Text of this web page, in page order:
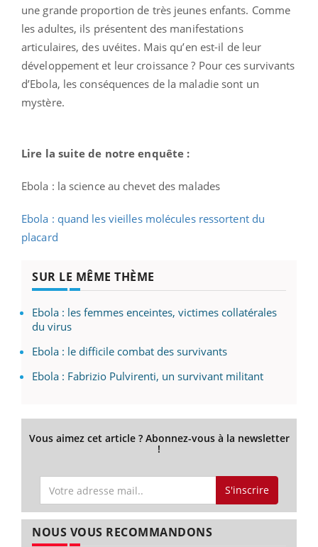
une grande proportion de très jeunes enfants. Comme
les adultes, ils présentent des manifestations
articulaires, des uvéites. Mais qu’en est-il de leur
développement et leur croissance ? Pour ces survivants
d’Ebola, les conséquences de la maladie sont un
mystère.
Lire la suite de notre enquête :
Ebola : la science au chevet des malades
Ebola : quand les vieilles molécules ressortent du
placard
SUR LE MÊME THÈME
Ebola : les femmes enceintes, victimes collatérales
du virus
Ebola : le difficile combat des survivants
Ebola : Fabrizio Pulvirenti, un survivant militant
Vous aimez cet article ? Abonnez-vous à la newsletter
!
S'inscrire
NOUS VOUS RECOMMANDONS